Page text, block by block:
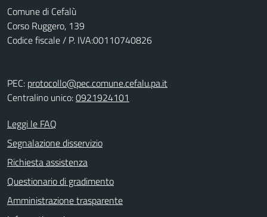
Comune di Cefalù
Corso Ruggero, 139
Codice fiscale / P. IVA:00110740826
PEC: protocollo@pec.comune.cefalu.pa.it
Centralino unico:0921924101
Leggi le FAQ
Segnalazione disservizio
Richiesta assistenza
Questionario di gradimento
Amministrazione trasparente